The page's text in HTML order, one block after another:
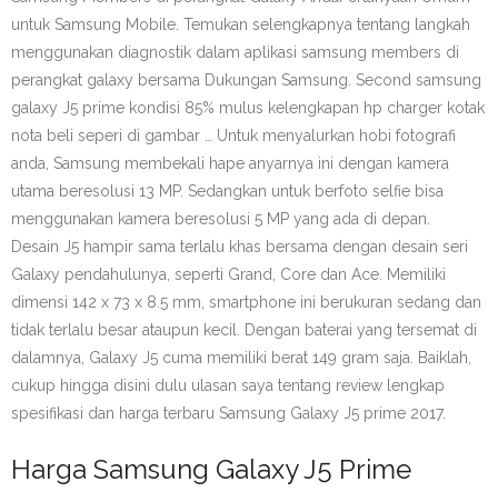
untuk Samsung Mobile. Temukan selengkapnya tentang langkah
menggunakan diagnostik dalam aplikasi samsung members di
perangkat galaxy bersama Dukungan Samsung. Second samsung
galaxy J5 prime kondisi 85% mulus kelengkapan hp charger kotak
nota beli seperi di gambar … Untuk menyalurkan hobi fotografi
anda, Samsung membekali hape anyarnya ini dengan kamera
utama beresolusi 13 MP. Sedangkan untuk berfoto selfie bisa
menggunakan kamera beresolusi 5 MP yang ada di depan.
Desain J5 hampir sama terlalu khas bersama dengan desain seri
Galaxy pendahulunya, seperti Grand, Core dan Ace. Memiliki
dimensi 142 x 73 x 8.5 mm, smartphone ini berukuran sedang dan
tidak terlalu besar ataupun kecil. Dengan baterai yang tersemat di
dalamnya, Galaxy J5 cuma memiliki berat 149 gram saja. Baiklah,
cukup hingga disini dulu ulasan saya tentang review lengkap
spesifikasi dan harga terbaru Samsung Galaxy J5 prime 2017.
Harga Samsung Galaxy J5 Prime